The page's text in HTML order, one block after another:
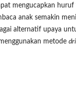
mengucapkan huruf
anak semakin
alternatif upaya
metode